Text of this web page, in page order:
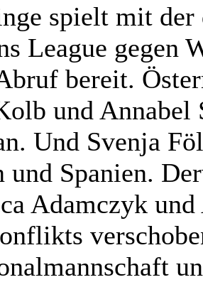
spielt mit der
League gegen
bereit.
und Annabel
Und Svenja
und Spanien.
Adamczyk